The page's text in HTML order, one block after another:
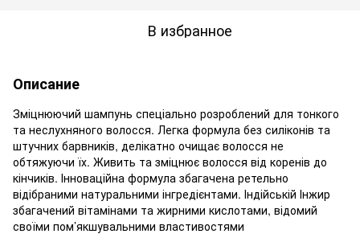
В избранное
Описание
Зміцнюючий шампунь спеціально розроблений для тонкого
та неслухняного волосся. Легка формула без силіконів та
штучних барвників, делікатно очищає волосся не
обтяжуючи їх. Живить та зміцнює волосся від коренів до
кінчиків. Інноваційна формула збагачена ретельно
відібраними натуральними інгредієнтами. Індійській Інжир
збагачений вітамінами та жирними кислотами, відомий
своїми пом’якшувальними властивостями